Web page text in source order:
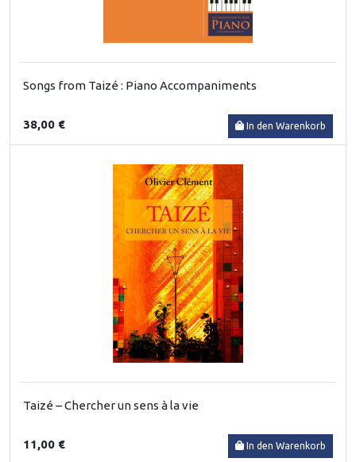
Songs from Taizé : Piano Accompaniments
38,00 € In den Warenkorb
Taizé – Chercher un sens à la vie
11,00 € In den Warenkorb